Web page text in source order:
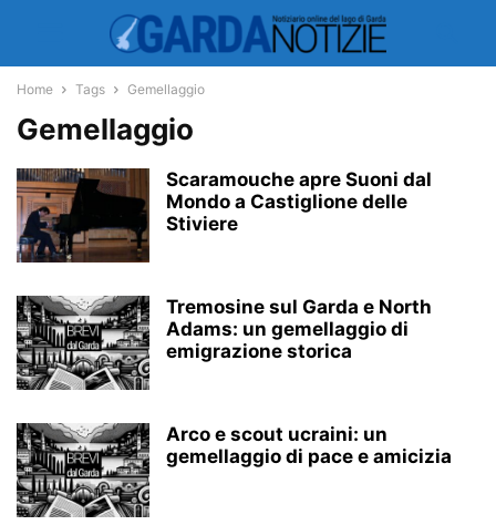
Home Tags Gemellaggio
Gemellaggio
Scaramouche apre Suoni dal
Mondo a Castiglione delle
Stiviere
Tremosine sul Garda e North
Adams: un gemellaggio di
emigrazione storica
Arco e scout ucraini: un
gemellaggio di pace e amicizia